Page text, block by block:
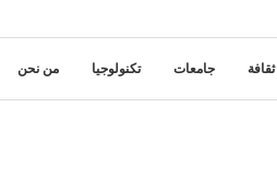
ثقافة جامعات تكنولوجيا من نحن